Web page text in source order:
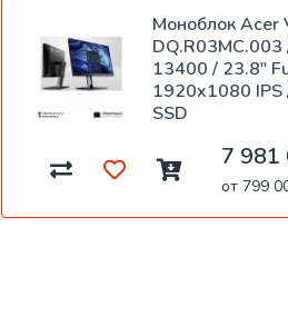
Моноблок Acer
13400 / 23.8"
1920x1080 IPS
SSD
7 981
от 799